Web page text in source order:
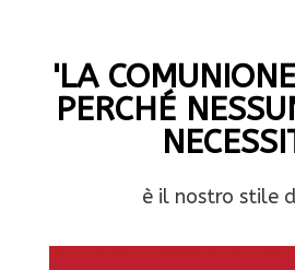
'LA
PERCHÉ
è il nostro stile